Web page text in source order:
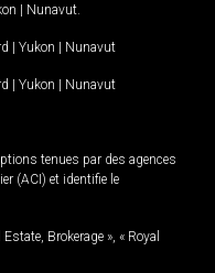
| Nunavut
| Yukon | Nunavut
| Yukon | Nunavut
tenues par des agences
(ACI) et identifie le
Brokerage », « Royal